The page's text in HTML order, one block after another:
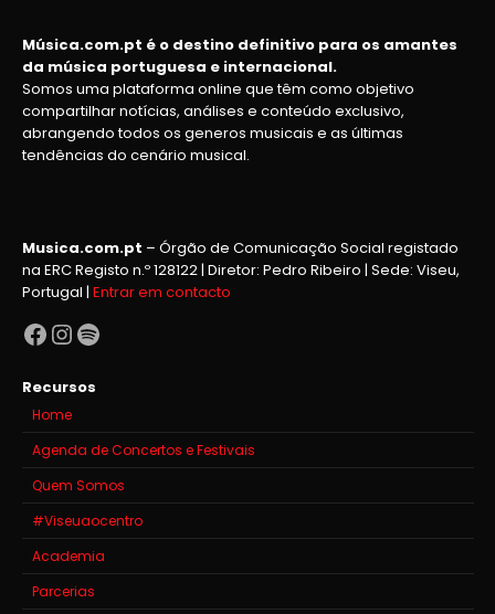
Música.com.pt é o destino definitivo para os amantes
da música portuguesa e internacional.
Somos uma plataforma online que têm como objetivo
compartilhar notícias, análises e conteúdo exclusivo,
abrangendo todos os generos musicais e as últimas
tendências do cenário musical.
Musica.com.pt – Órgão de Comunicação Social registado
na ERC Registo n.º 128122 | Diretor: Pedro Ribeiro | Sede: Viseu,
Portugal | Entrar em contacto
Facebook
Instagram
Spotify
Recursos
Home
Agenda de Concertos e Festivais
Quem Somos
#Viseuaocentro
Academia
Parcerias